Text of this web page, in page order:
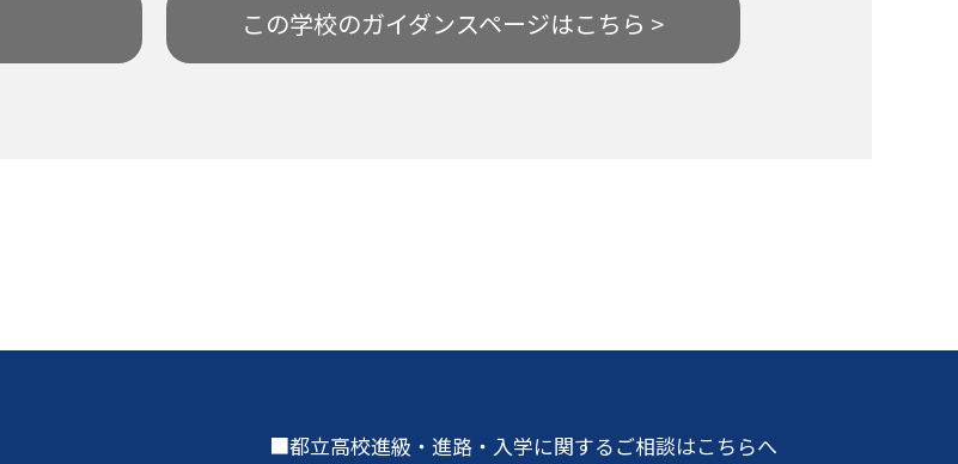
この学校のガイダンスページはこちら >
都立高校進級・進路・入学に関するご相談はこちらへ